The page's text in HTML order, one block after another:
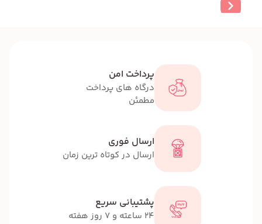
پرداخت امن
درگاه های پرداخت
مطمئن
ارسال فوری
ارسال در کوتاه ترین زمان
پشتیبانی سریع
24 ساعته و 7 روز هفته